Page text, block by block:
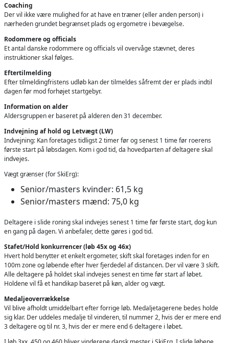
Coaching
Der vil ikke være mulighed for at have en træner (eller anden person) i
nærheden grundet begrænset plads og ergometre i bevægelse.
Rodommere og officials
Et antal danske rodommere og officials vil overvåge stævnet, deres
instruktioner skal følges.
Eftertilmelding
Efter tilmeldingfristens udløb kan der tilmeldes såfremt der er plads indtil
dagen før mod forhøjet startgebyr.
Information on alder
Aldersgruppen er baseret på alderen den 31 december.
Indvejning af hold og Letvægt (LW)
Indvejning: Kan foretages tidligst 2 timer før og senest 1 time før roerens
første start på løbsdagen. Kom i god tid, da hovedparten af deltagere skal
indvejes.
Vægt grænser (for SkiErg):
Senior/masters kvinder: 61,5 kg
Senior/masters mænd: 75,0 kg
Deltagere i slide roning skal indvejes senest 1 time før første start, dog kun
en gang på dagen. Vi anbefaler, dette gøres i god tid.
Stafet/Hold konkurrencer (løb 45x og 46x)
Hvert hold benytter et enkelt ergometer, skift skal foretages inden for en
100m zone og løbende efter hver fjerdedel af distancen. Der vil være 3 skift.
Alle deltagere på holdet skal indvejes senest en time før start af løbet.
Holdene vil få et handikap baseret på køn, alder og vægt.
Medaljeoverrækkelse
Vil blive afholdt umiddelbart efter forrige løb. Medaljetagerene bedes holde
sig klar. Der uddeles medalje til vinderen, til nummer 2, hvis der er mere end
3 deltagere og til nr. 3, hvis der er mere end 6 deltagere i løbet.